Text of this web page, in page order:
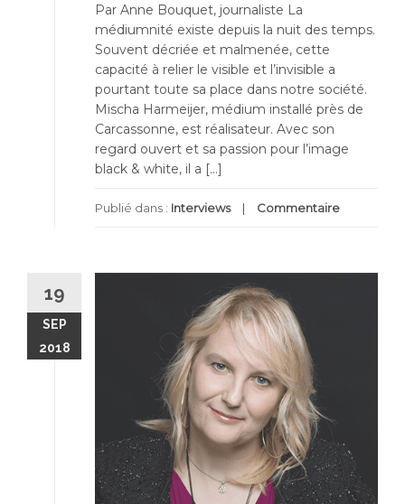
Par Anne Bouquet, journaliste La
médiumnité existe depuis la nuit des temps.
Souvent décriée et malmenée, cette
capacité à relier le visible et l’invisible a
pourtant toute sa place dans notre société.
Mischa Harmeijer, médium installé près de
Carcassonne, est réalisateur. Avec son
regard ouvert et sa passion pour l’image
black & white, il a […]
Publié dans : Interviews Commentaire
19
SEP
2018